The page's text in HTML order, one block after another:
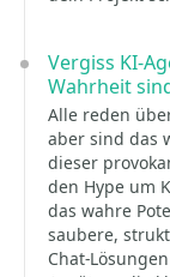
Vergiss KI-
Wahrheit
Alle reden
aber sind das
dieser
den Hype um
das wahre
saubere,
Chat-